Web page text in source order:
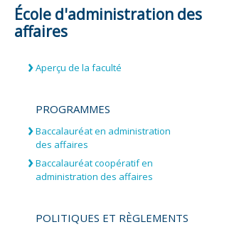
École d'administration des
affaires
Aperçu de la faculté
PROGRAMMES
Baccalauréat en administration
des affaires
Baccalauréat coopératif en
administration des affaires
POLITIQUES ET RÈGLEMENTS